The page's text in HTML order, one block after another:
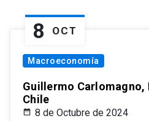
8 OCT
Macroeconomía
Guillermo Carlomagno,
Chile
8 de Octubre de 2024